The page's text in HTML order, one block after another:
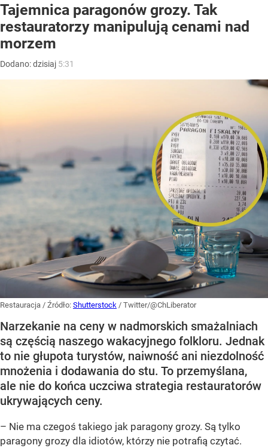
Tajemnica paragonów grozy. Tak
restauratorzy manipulują cenami nad
morzem
Dodano:dzisiaj 5:31
Restauracja / Źródło: Shutterstock / Twitter/@ChLiberator
Narzekanie na ceny w nadmorskich smażalniach
są częścią naszego wakacyjnego folkloru. Jednak
to nie głupota turystów, naiwność ani niezdolność
mnożenia i dodawania do stu. To przemyślana,
ale nie do końca uczciwa strategia restauratorów
ukrywających ceny.
– Nie ma czegoś takiego jak paragony grozy. Są tylko
paragony grozy dla idiotów, którzy nie potrafią czytać.